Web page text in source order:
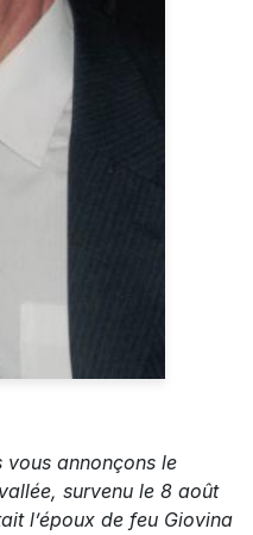
vous annonçons le
survenu le 8 août
l’époux de feu Giovina